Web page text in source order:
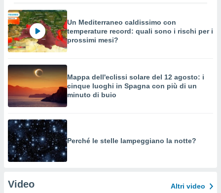
Un Mediterraneo caldissimo con
temperature record: quali sono i rischi per i
prossimi mesi?
Mappa dell'eclissi solare del 12 agosto: i
cinque luoghi in Spagna con più di un
minuto di buio
Perché le stelle lampeggiano la notte?
Video Altri video